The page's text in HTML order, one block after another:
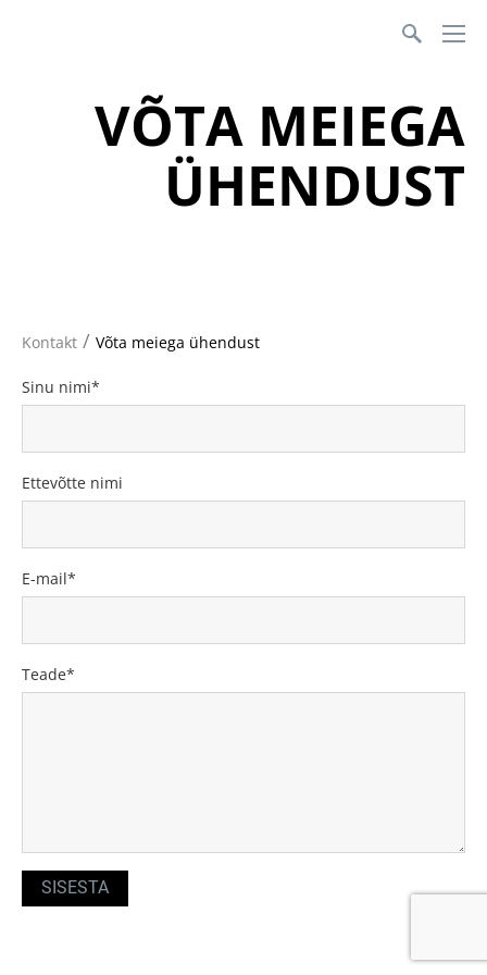
VÕTA MEIEGA
ÜHENDUST
Kontakt / Võta meiega ühendust
Sinu nimi
Ettevõtte nimi
E-mail
Teade